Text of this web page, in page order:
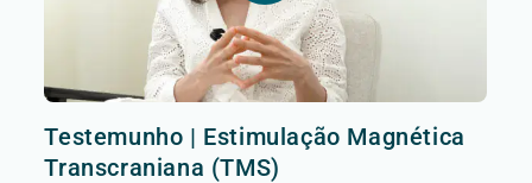
Testemunho | Estimulação Magnética
Transcraniana (TMS)